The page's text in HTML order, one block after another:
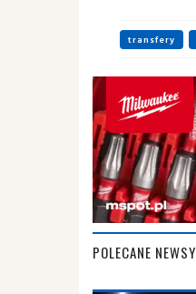
transfery
POLECANE NEWSY